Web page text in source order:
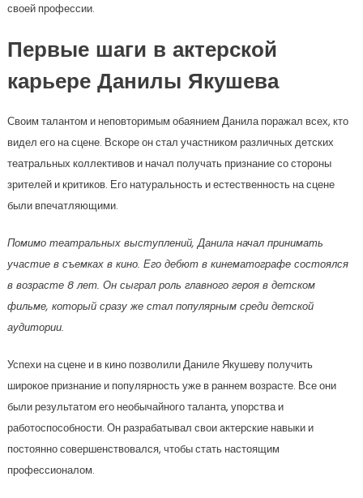
своей профессии.
Первые шаги в актерской
карьере Данилы Якушева
Своим талантом и неповторимым обаянием Данила поражал всех, кто
видел его на сцене. Вскоре он стал участником различных детских
театральных коллективов и начал получать признание со стороны
зрителей и критиков. Его натуральность и естественность на сцене
были впечатляющими.
Помимо театральных выступлений, Данила начал принимать
участие в съемках в кино. Его дебют в кинематографе состоялся
в возрасте 8 лет. Он сыграл роль главного героя в детском
фильме, который сразу же стал популярным среди детской
аудитории.
Успехи на сцене и в кино позволили Даниле Якушеву получить
широкое признание и популярность уже в раннем возрасте. Все они
были результатом его необычайного таланта, упорства и
работоспособности. Он разрабатывал свои актерские навыки и
постоянно совершенствовался, чтобы стать настоящим
профессионалом.